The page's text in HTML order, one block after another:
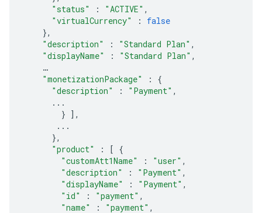
"status"
: "ACTIVE" ,
"virtualCurrency"
:
false
},
"description"
: "Standard Plan" ,
"displayName"
: "Standard Plan" ,
"monetizationPackage"
:
{
"description"
: "Payment" ,
...
} ],
...
},
"product"
: [ {
"customAtt1Name"
: "user" ,
"description"
: "Payment" ,
"displayName"
: "Payment" ,
"id"
: "payment" ,
"name"
: "payment" ,